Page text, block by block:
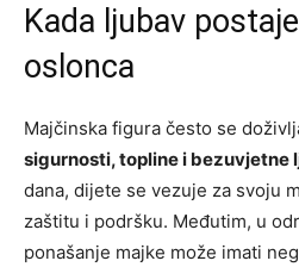
Kada ljubav
oslonca
Majčinska figura često se
sigurnosti, topline i bezuvjetne
dana, dijete se vezuje za svoju
zaštitu i podršku. Međutim, u
ponašanje majke može imati